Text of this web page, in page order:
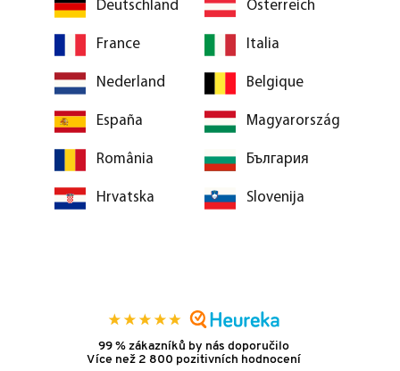
Deutschland Österreich
France Italia
Nederland Belgique
España Magyarország
România България
Hrvatska Slovenija
99 % zákazníků by nás doporučilo
Více než 2 800 pozitivních hodnocení